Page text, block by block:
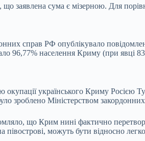
заявлена сума є мізерною. Для
справ РФ опублікувало
96,77% населення Криму (при явці
українського Криму Росією
зроблено Міністерством
що Крим нині фактично
півострові, можуть бути відносно